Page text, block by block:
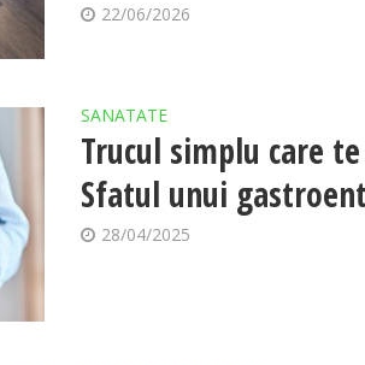
22/06/2026
SANATATE
Trucul simplu care
Sfatul unui
28/04/2025